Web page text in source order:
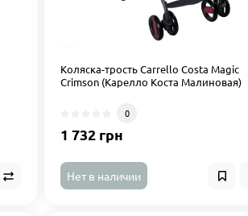
Коляска-трость Carrello Costa Magic
Crimson (Карелло Коста Малиновая)
0
1 732 грн
Нет в наличии